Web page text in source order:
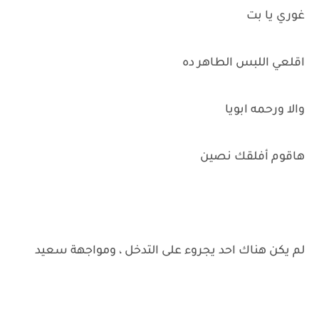
غوري يا بت
اقلعي اللبس الطاهر ده
والا ورحمه ابويا
هاقوم أفلقك نصين
لم يكن هناك احد يجروء على التدخل ، ومواجهة سعيد